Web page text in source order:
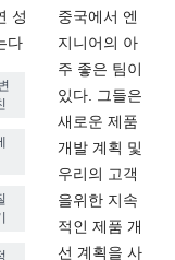
성
다
중국에서 엔
지니어의 아
주 좋은 팀이
있다. 그들은
새로운 제품
개발 계획 및
우리의 고객
을위한 지속
적인 제품 개
선 계획을 사